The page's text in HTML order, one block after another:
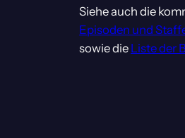
Siehe auch die
Episoden und
sowie die Liste der